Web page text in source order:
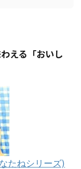
える「おいし
たねシリーズ)